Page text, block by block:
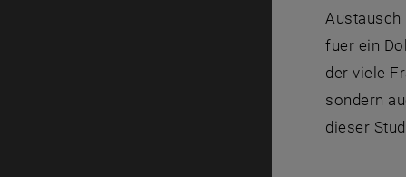
Austausch
fuer ein
der viele
sondern
dieser